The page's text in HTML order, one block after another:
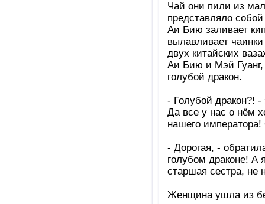
Чай они пили из
представляло
Аи Бию заливает
вылавливает
двух китайских
Аи Бию и Мэй Гуанг,
голубой дракон.
- Голубой дракон?!
Да все у нас о нём
нашего
- Дорогая, -
голубом драконе! А
старшая сестра, не
Женщина ушла из